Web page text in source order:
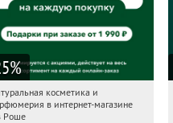
%
10:51:11 Получили:
косметика и
в интернет-магазине
Роше